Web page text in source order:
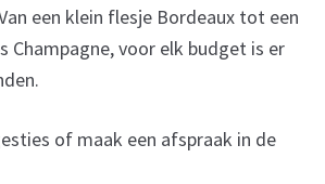
een klein flesje Bordeaux tot een
Champagne, voor elk budget is er
of maak een afspraak in de